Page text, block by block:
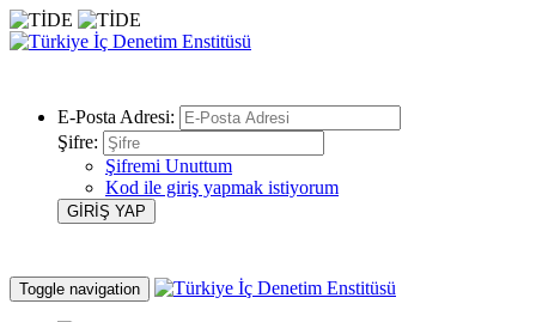
E-Posta Adresi:
Şifre:
Şifremi Unuttum
Kod ile giriş yapmak istiyorum
Toggle navigation